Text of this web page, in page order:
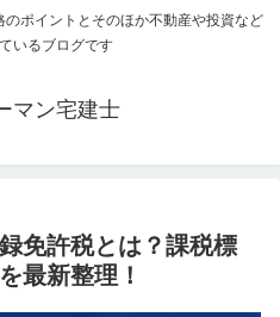
ポイントとそのほか不動産や投資など
いるブログです
マン宅建士
免許税とは？課税標
最新整理！